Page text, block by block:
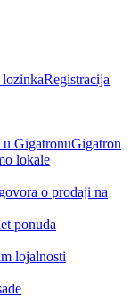
lozinkaRegistracija
u GigatronuGigatron
lokale
o prodaji na
ponuda
lojalnosti